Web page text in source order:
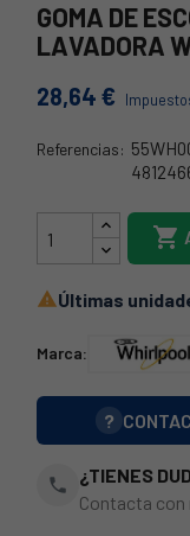
GOMA DE
LAVADORA
28,64 €
Referencias:
481246668785

Últimas
Marca:
?
phone
¿TIENES
Contacta